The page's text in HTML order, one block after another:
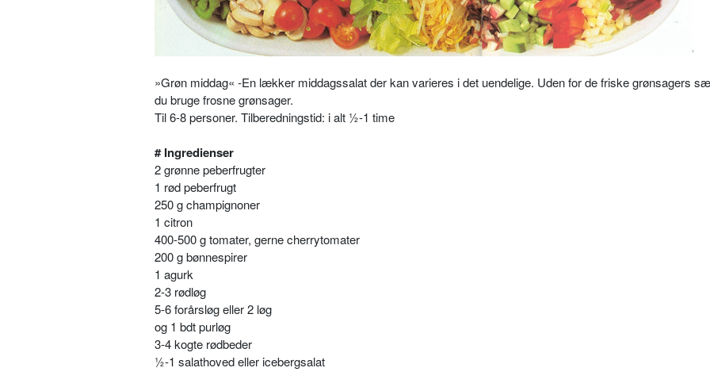
»Grøn middag« -En lækker middagssalat der kan varieres i det uendelige. Uden for de friske grønsagers
du bruge frosne grønsager.
Til 6-8 personer. Tilberedningstid: i alt ½-1 time
# Ingredienser
2 grønne peberfrugter
1 rød peberfrugt
250 g champignoner
1 citron
400-500 g tomater, gerne cherrytomater
200 g bønnespirer
1 agurk
2-3 rødløg
5-6 forårsløg eller 2 løg
og 1 bdt purløg
3-4 kogte rødbeder
½-1 salathoved eller icebergsalat